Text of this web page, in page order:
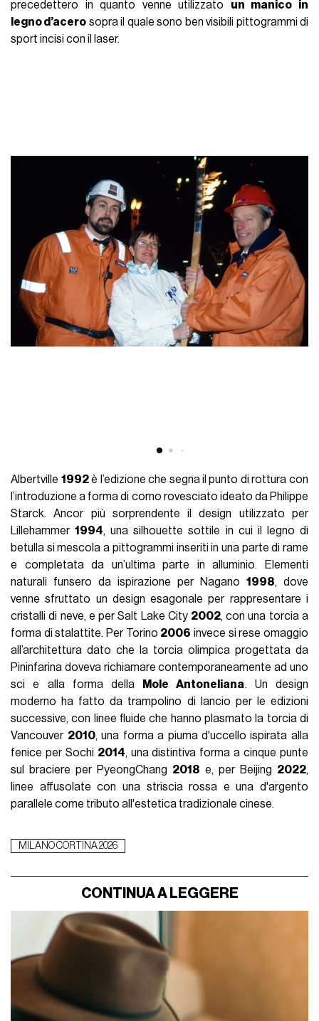
precedettero in quanto venne utilizzato un manico in
legno d’acero sopra il quale sono ben visibili pittogrammi di
sport incisi con il laser.
Albertville 1992è l’edizione che segna il punto di rottura con
l’introduzione a forma di corno rovesciato ideato da Philippe
Starck. Ancor più sorprendente il design utilizzato per
Lillehammer1994, una silhouette sottile in cui il legno di
betulla si mescola a pittogrammi inseriti in una parte di rame
e completata da un’ultima parte in alluminio. Elementi
naturali funsero da ispirazione per Nagano 1998, dove
venne sfruttato un design esagonale per rappresentare i
cristalli di neve, e per Salt Lake City 2002, con una torcia a
forma di stalattite. Per Torino 2006 invece si rese omaggio
all’architettura dato che la torcia olimpica progettata da
Pininfarina doveva richiamare contemporaneamente ad uno
sci e alla forma della
Mole Antoneliana. Un design
moderno ha fatto da trampolino di lancio per le edizioni
successive, con linee fluide che hanno plasmato la torcia di
Vancouver 2010, una forma a piuma d'uccello ispirata alla
fenice per Sochi 2014, una distintiva forma a cinque punte
sul braciere per PyeongChang 2018 e, per Beijing 2022,
linee affusolate con una striscia rossa e una d'argento
parallele come tributo all'estetica tradizionale cinese.
MILANO CORTINA 2026
CONTINUA A LEGGERE